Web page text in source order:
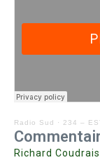
Radio Sud · 234 –
Richard Coudrais